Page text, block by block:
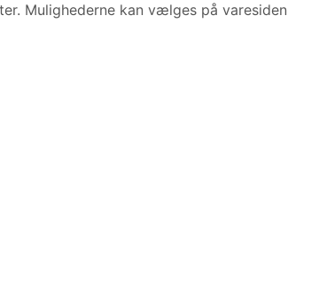
Mulighederne kan vælges på varesiden